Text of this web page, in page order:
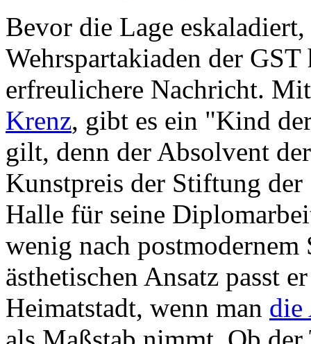
Bevor die Lage
Wehrspartakiaden der
erfreulichere Nachricht.
Krenz, gibt es ein "Kind
gilt, denn der Absolvent
Kunstpreis der Stiftung der
Halle für seine
wenig nach
ästhetischen Ansatz passt
Heimatstadt, wenn man